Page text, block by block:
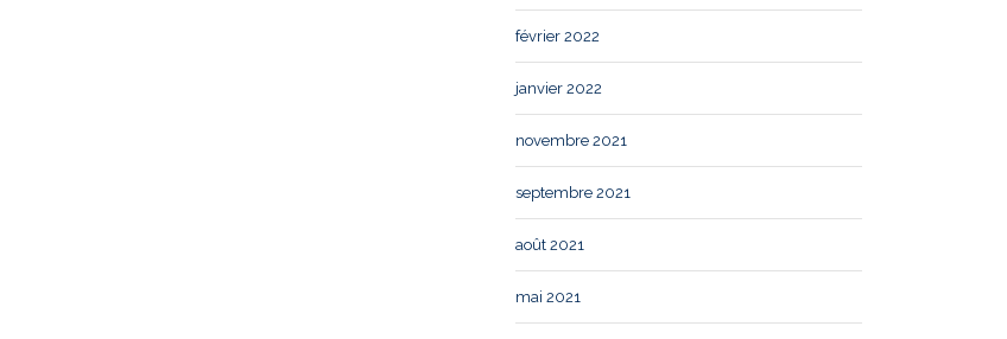
février 2022
janvier 2022
novembre 2021
septembre 2021
août 2021
mai 2021